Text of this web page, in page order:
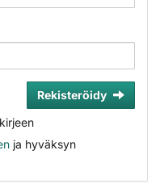
Rekisteröidy
ja hyväksyn